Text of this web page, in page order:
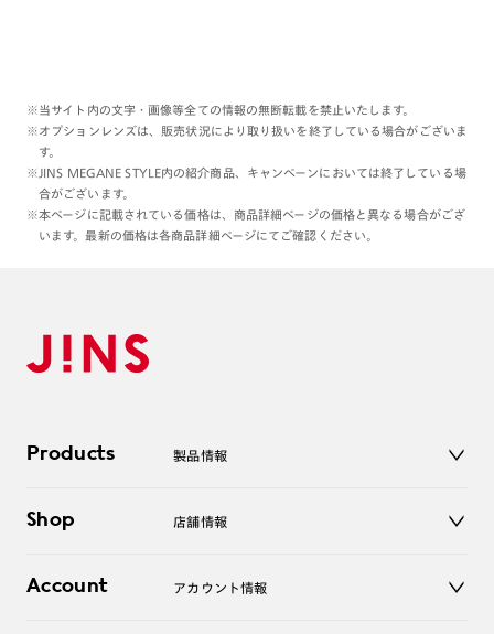
※当サイト内の文字・画像等全ての情報の無断転載を禁止いたします。
※オプションレンズは、販売状況により取り扱いを終了している場合がございま
す。
※JINS MEGANE STYLE内の紹介商品、キャンペーンにおいては終了している場
合がございます。
※本ページに記載されている価格は、商品詳細ページの価格と異なる場合がござ
います。最新の価格は各商品詳細ページにてご確認ください。
Products 製品情報
サングラス
コンタクトレンズ
Shop 店舗情報
オンラインショップ
Account アカウント情報